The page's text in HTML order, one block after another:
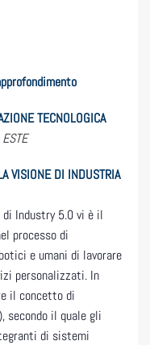
TECNOLOGICA
VISIONE DI INDUSTRIA
Industry 5.0 vi è il
processo di
e umani di lavorare
personalizzati. In
il concetto di
secondo il quale gli
di sistemi